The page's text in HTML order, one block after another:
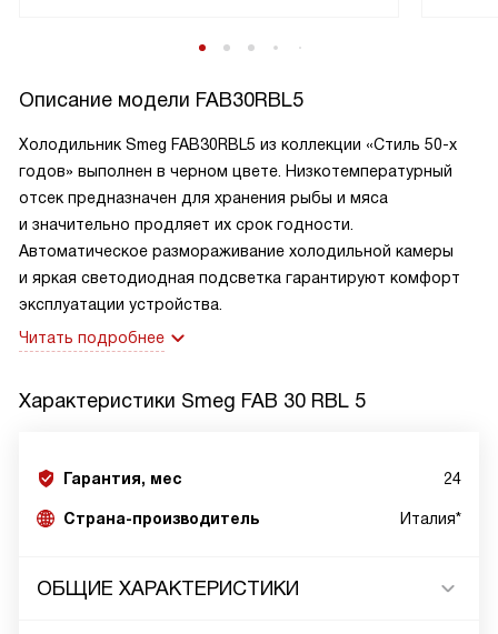
Описание модели FAB30RBL5
Холодильник Smeg FAB30RBL5 из коллекции «Стиль 50-х
годов» выполнен в черном цвете. Низкотемпературный
отсек предназначен для хранения рыбы и мяса
и значительно продляет их срок годности.
Автоматическое размораживание холодильной камеры
и яркая светодиодная подсветка гарантируют комфорт
эксплуатации устройства.
Читать подробнее
Характеристики Smeg FAB 30 RBL 5
Гарантия, мес 24
Страна-производитель Италия*
ОБЩИЕ ХАРАКТЕРИСТИКИ